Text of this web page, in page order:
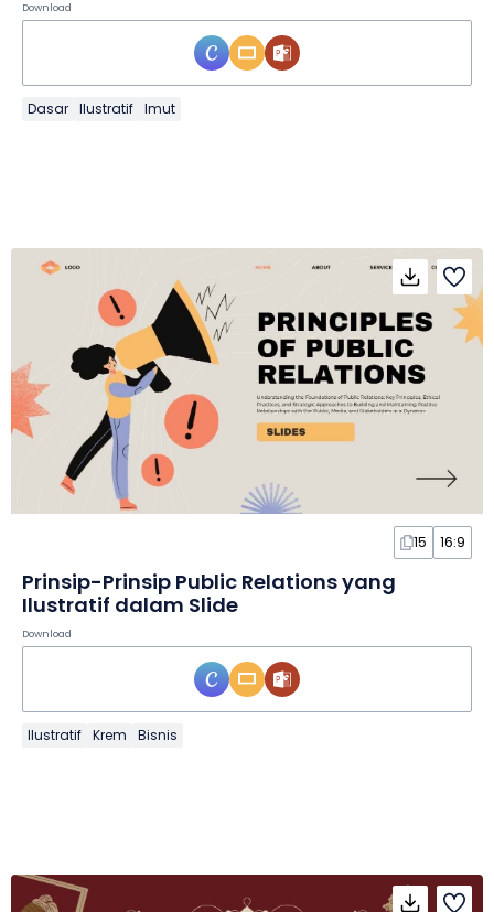
Download
Dasar Ilustratif Imut
15 16:9
Prinsip-Prinsip Public Relations yang
Ilustratif dalam Slide
Download
Ilustratif Krem Bisnis